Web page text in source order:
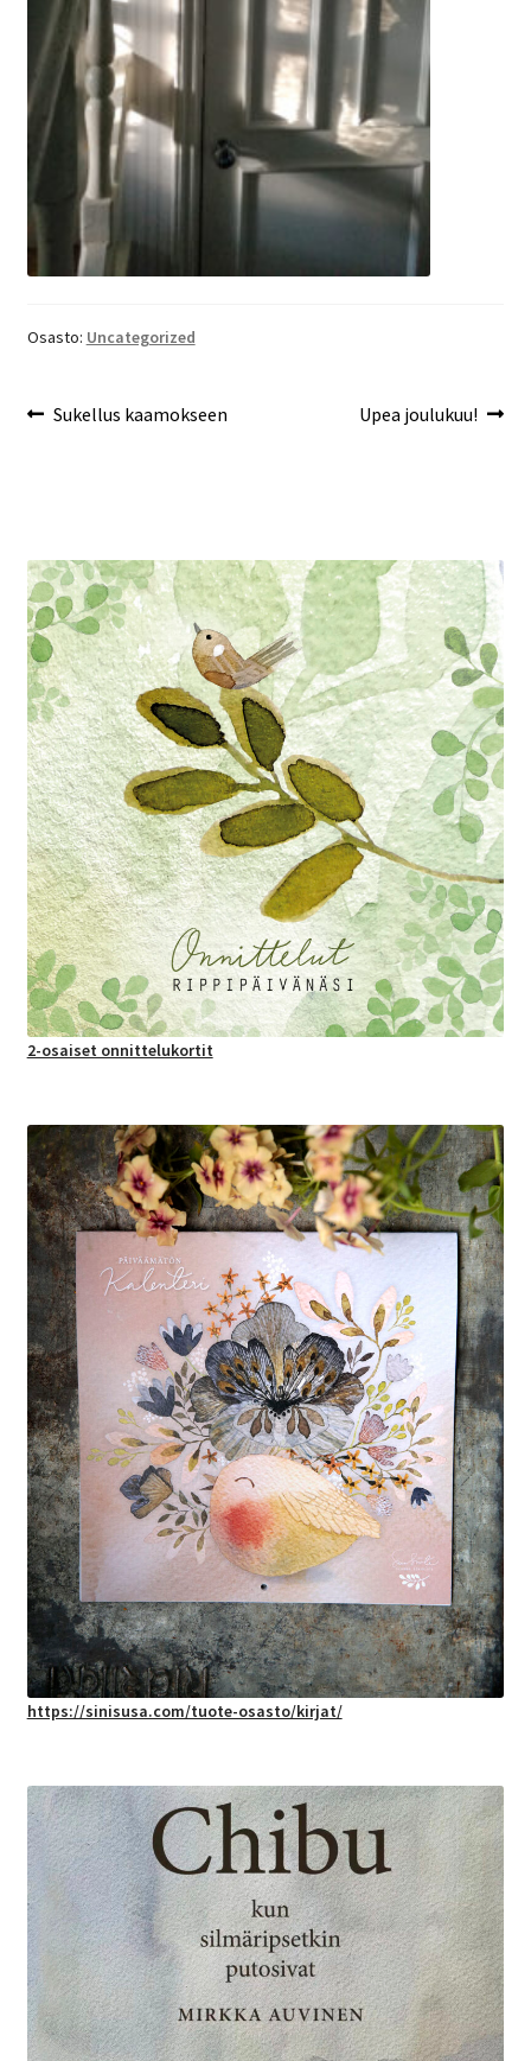
Osasto: Uncategorized
Artikkelien
Edellinen
Sukellus kaamokseen
Seuraava
Upea joulukuu!
2-osaiset onnittelukortit
https://sinisusa.com/tuote-osasto/kirjat/